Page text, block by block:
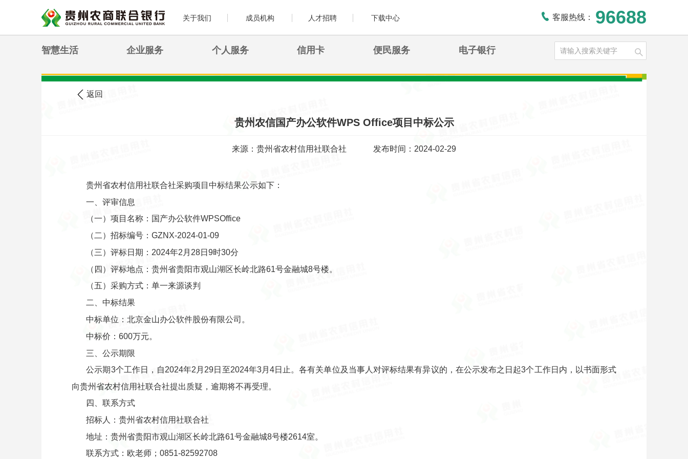
关于我们 成员机构 人才招聘 下载中心 客服热线： 96688
智慧生活 企业服务 个人服务 信用卡 便民服务 电子银行
您现在的位置: 农信公告
返回
贵州农信国产办公软件WPS Office项目中标公示
来源：贵州省农村信用社联合社 发布时间：2024-02-29
贵州省农村信用社联合社采购项目中标结果公示如下：
一、评审信息
（一）项目名称：国产办公软件WPSOffice
（二）招标编号：GZNX-2024-01-09
（三）评标日期：2024年2月28日9时30分
（四）评标地点：贵州省贵阳市观山湖区长岭北路61号金融城8号楼。
（五）采购方式：单一来源谈判
二、中标结果
中标单位：北京金山办公软件股份有限公司。
中标价：600万元。
三、公示期限
公示期3个工作日，自2024年2月29日至2024年3月4日止。各有关单位及当事人对评标结果有异议的，在公示发布之日起3个工作日内，以书面形式
向贵州省农村信用社联合社提出质疑，逾期将不再受理。
四、联系方式
招标人：贵州省农村信用社联合社
地址：贵州省贵阳市观山湖区长岭北路61号金融城8号楼2614室。
联系方式：欧老师；0851-82592708